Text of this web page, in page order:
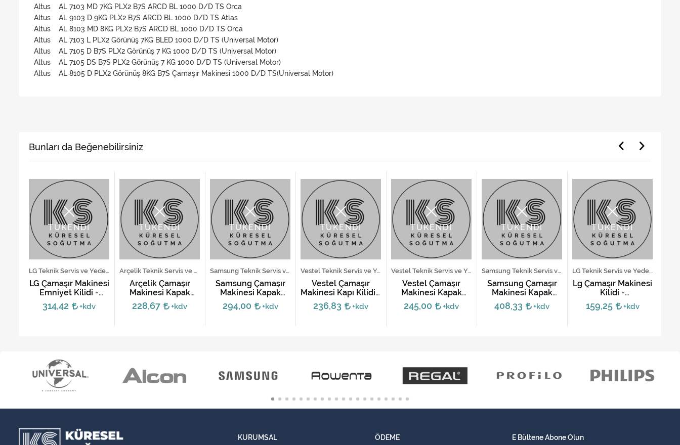
Altus AL 7103 MD 7KG PLX2 B7S ARCD BL 1000 D/D TS Orca
Altus AL 9103 D 9KG PLX2 B7S ARCD BL 1000 D/D TS Atlas
Altus AL 8103 MD 8KG PLX2 B7S ARCD BL 1000 D/D TS Orca
Altus AL 7103 L PLX2 Görünüş 7KG BLED 1000 D/D TS (Universal Motor)
Altus AL 7105 D B7S PLX2 Görünüş 7 KG 1000 D/D TS (Universal Motor)
Altus AL 7105 DS B7S PLX2 Görünüş 7 KG 1000 D/D TS (Universal Motor)
Altus AL 8105 D PLX2 Görünüş 8KG B7S Çamaşır Makinesi 1000 D/D TS(Universal Motor)
Bunları da Beğenebilirsiniz
TÜKENDİ
LG Teknik Servis ve Yedek Parça Hizmetleri
LG Çamaşır Makinesi
Emniyet Kilidi -
6601ER1004D
314,42 +kdv
TÜKENDİ
Arçelik Teknik Servis ve Yedek Parça Hizmetleri
Arçelik Çamaşır
Makinesi Kapak
Kilidi - 2847740500
228,67 +kdv
TÜKENDİ
Samsung Teknik Servis ve Yedek Parça Hizmetleri
Samsung Çamaşır
Makinesi Kapak
Kilidi DC34-00026A
294,00 +kdv
TÜKENDİ
Vestel Teknik Servis ve Yedek Parça Hizmetleri
Vestel Çamaşır
Makinesi Kapı Kilidi -
32024463
236,83 +kdv
TÜKENDİ
Vestel Teknik Servis ve Yedek Parça Hizmetleri
Vestel Çamaşır
Makinesi Kapak
Kilidi - 32018338
245,00 +kdv
TÜKENDİ
Samsung Teknik Servis ve Yedek Parça Hizmetleri
Samsung Çamaşır
Makinesi Kapak
Kilidi DC64-00519A
408,33 +kdv
TÜKENDİ
LG Teknik Servis ve Yedek Parça Hizmetleri
Lg Çamaşır Makinesi
Kilidi -
6601ER1004D
159,25 +kdv
E Bültene Abone Olun
KURUMSAL ÖDEME